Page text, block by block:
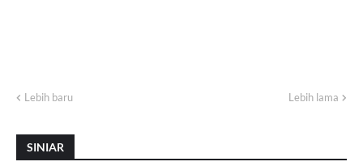
Lebih baru Lebih lama
SINIAR